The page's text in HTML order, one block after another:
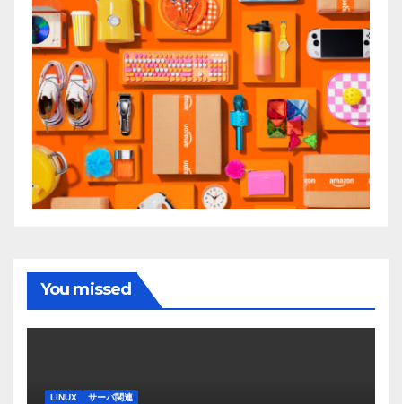
You missed
LINUX サーバ関連